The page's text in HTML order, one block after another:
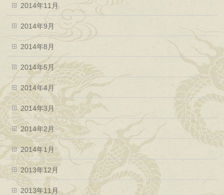
2014年11月
2014年9月
2014年8月
2014年5月
2014年4月
2014年3月
2014年2月
2014年1月
2013年12月
2013年11月